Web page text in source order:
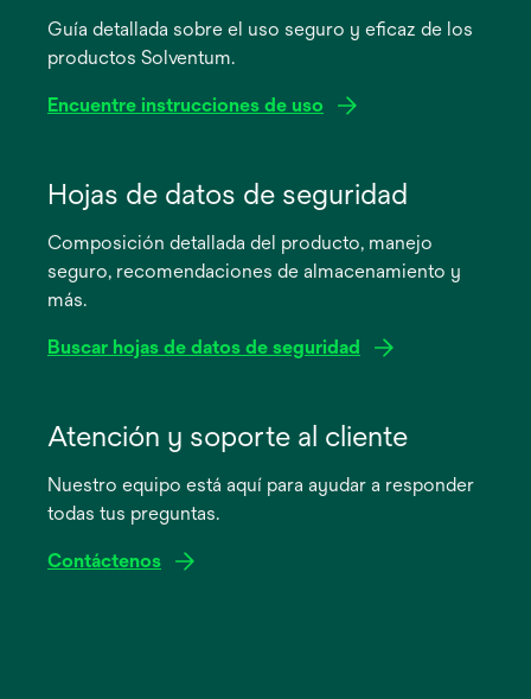
Guía detallada sobre el uso seguro y eficaz de los
productos Solventum.
Encuentre instrucciones de uso
abre
pestaña
nueva
Hojas de datos de seguridad
Composición detallada del producto, manejo
seguro, recomendaciones de almacenamiento y
más.
Buscar hojas de datos de seguridad
abre
pestaña
Atención y soporte al cliente
Nuestro equipo está aquí para ayudar a responder
todas tus preguntas.
Contáctenos